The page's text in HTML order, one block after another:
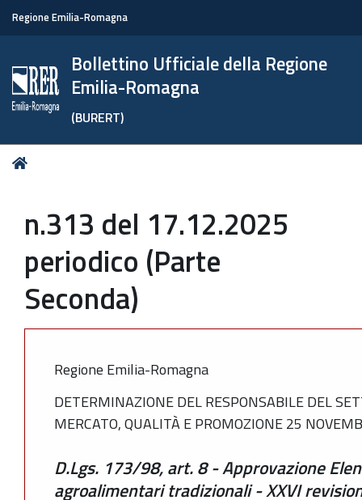
Regione Emilia-Romagna
Bollettino Ufficiale della Regione
Emilia-Romagna
(BURERT)
Tu
n.313 del 17.12.2025
periodico (Parte
Seconda)
Regione Emilia-Romagna
DETERMINAZIONE DEL RESPONSABILE DEL
MERCATO, QUALITÀ E PROMOZIONE 25
D.Lgs. 173/98, art. 8 - Approvazione
agroalimentari tradizionali - XXVI